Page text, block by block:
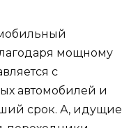
мощному
с
автомобилей и
срок. А, идущие